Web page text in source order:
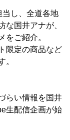
当し、全道各地
な国井アナが、
をご紹介。
限定の商品など
。
らい情報を国井
生配信企画が始